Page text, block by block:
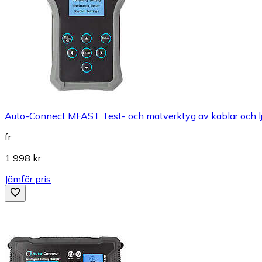
Auto-Connect MFAST Test- och mätverktyg av kablar och
fr.
1 998 kr
Jämför pris